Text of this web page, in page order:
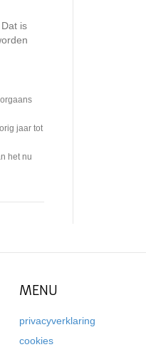
is
jaar tot
het nu
MENU
privacyverklaring
cookies